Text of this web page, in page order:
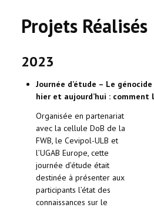
Projets Réalisés
2023
Journée d’étude – Le
hier et aujourd’hui : comment
Organisée en partenariat
avec la cellule DoB de la
FWB, le Cevipol-ULB et
l’UGAB Europe, cette
journée d’étude était
destinée à présenter aux
participants l’état des
connaissances sur le